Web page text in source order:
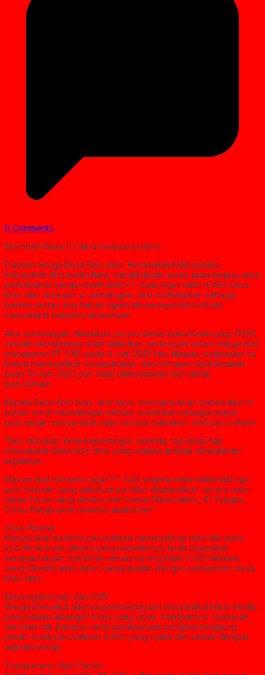
0 Comments
Moroeali-Utara || Cakranusantara.online –
Puluhan warga Desa Kolo Atas, Kecamatan Mamosalato,
Kabupaten Morowali Utara, memblokade akses jalan menuju area
perkebunan kelapa sawit milik PT Cipta Agro Sakti (CAS) Desa
Kolo Atas di Dusun 4 Uemalingku. Aksi ini dilakukan sebagai
bentuk protes atas belum dipenuhinya sejumlah tuntutan
masyarakat kepada perusahaan.
Aksi pemalangan dilakukan secara damai pada Kamis pagi (19/6),
setelah sebelumnya telah dilakukan pertemuan antara warga dan
manajemen PT CAS pada 4 Juni 2025 lalu. Namun, pertemuan itu
belum membuahkan kesepakatan, dan rencana rapat lanjutan
pada 19 Juni 2025 pun batal dilaksanakan oleh pihak
perusahaan.
Kepala Desa Kolo Atas, Abd Asyir, menyampaikan bahwa aksi ini
bukan untuk kepentingan pribadi, melainkan sebagai wujud
perjuangan masyarakat yang merasa diabaikan oleh perusahaan.
“Aksi ini bukan demi kepentingan individu, tapi demi hak
masyarakat Desa Kolo Atas yang selama ini tidak diindahkan,”
tegasnya.
Masyarakat menuntut agar PT CAS segera menindaklanjuti tiga
poin tuntutan yang sebelumnya telah disampaikan secara resmi
dalam forum yang dibuka oleh Camat Mamosalato, IC Tungka,
S.Sos. Ketiga poin tersebut antara lain:
Areal Plasma:
Masyarakat meminta perusahaan menunjukkan data dan peta
koordinat areal plasma yang sebelumnya telah disepakati
sebagai bagian dari lahan seluas kurang lebih 1.000 hektare
yang dikelola atas dasar kesepakatan dengan pemerintah Desa
Kolo Atas.
Ketenagakerjaan dan CSR:
Warga menuntut adanya pemberdayaan masyarakat lokal melalui
penyediaan lapangan kerja yang layak, transparansi soal upah
dan hak-hak pekerja, serta pelaksanaan program tanggung
jawab sosial perusahaan (CSR) yang nyata dan sesuai dengan
aspirasi warga.
Transparansi Hasil Panen: